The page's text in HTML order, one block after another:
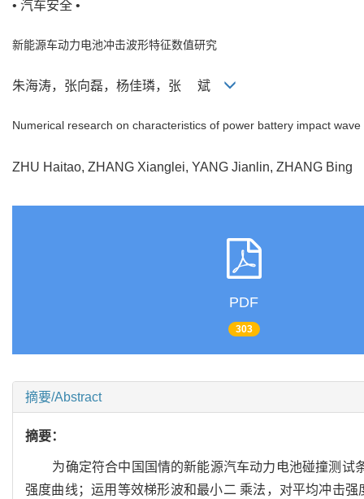
• 汽车安全 •
新能源车动力电池冲击波形特征数值研究
朱海涛，张向磊，杨佳璘，张 斌
Numerical research on characteristics of power battery impact
ZHU Haitao, ZHANG Xianglei, YANG Jianlin, ZHANG
PDF
303
摘要/Abstract
摘要：
为确定符合中国国情的新能源汽车动力电池碰撞测试
强度曲线；运用等效梯形波和最小二 乘法，对平均冲击